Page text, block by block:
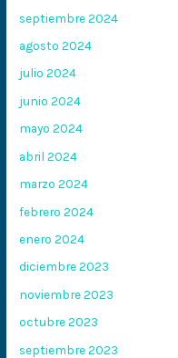
septiembre 2024
agosto 2024
julio 2024
junio 2024
mayo 2024
abril 2024
marzo 2024
febrero 2024
enero 2024
diciembre 2023
noviembre 2023
octubre 2023
septiembre 2023